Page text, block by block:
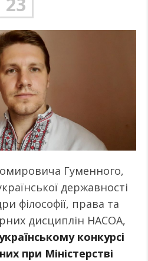
Гуменного,
державності
філософії, права та
дисциплін НАСОА,
конкурсі
при Міністерстві